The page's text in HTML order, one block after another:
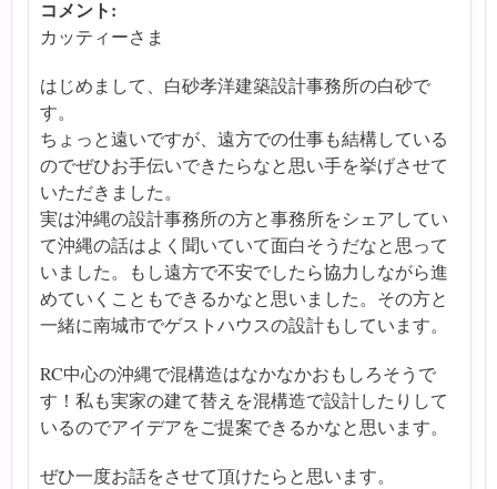
コメント:
カッティーさま
はじめまして、白砂孝洋建築設計事務所の白砂で
す。
ちょっと遠いですが、遠方での仕事も結構している
のでぜひお手伝いできたらなと思い手を挙げさせて
いただきました。
実は沖縄の設計事務所の方と事務所をシェアしてい
て沖縄の話はよく聞いていて面白そうだなと思って
いました。もし遠方で不安でしたら協力しながら進
めていくこともできるかなと思いました。その方と
一緒に南城市でゲストハウスの設計もしています。
RC中心の沖縄で混構造はなかなかおもしろそうで
す！私も実家の建て替えを混構造で設計したりして
いるのでアイデアをご提案できるかなと思います。
ぜひ一度お話をさせて頂けたらと思います。